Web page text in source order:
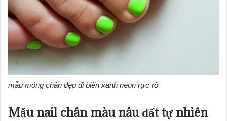
mẫu móng chân đẹp đi biển xanh neon rực rỡ
Mẫu nail chân màu nâu đất tự nhiên